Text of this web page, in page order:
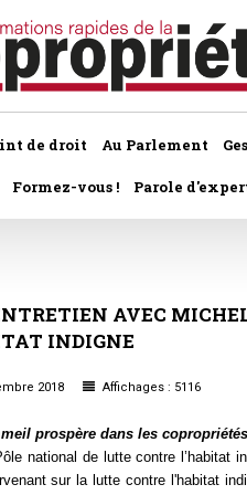
et entretiens
de l’immobilier
et rapports
•
•
de droit Au Parlement
Association syndicale de
propriétaires
Assemblée générale
Application du statut
Convocations
Vote des résolutions
Formez-vous ! Parole
AVEC
INDIGNE
2018 Affichages : 5116
prospère dans les
national de lutte contre l’habitat
sur la lutte contre l'habitat